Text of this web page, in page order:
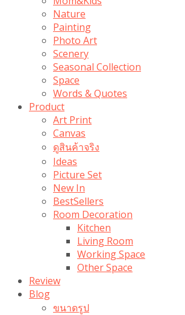
Nature
Painting
Photo Art
Scenery
Seasonal Collection
Space
Words & Quotes
Product
Art Print
Canvas
ดูสินค้าจริง
Ideas
Picture Set
New In
BestSellers
Room Decoration
Kitchen
Living Room
Working Space
Other Space
Review
Blog
ขนาดรูป